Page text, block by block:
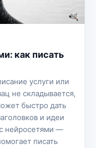
как писать
услуги или
не складывается,
быстро дать
и идеи
нейросетями —
писать